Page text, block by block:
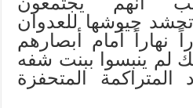
تحشد جيوشها للعدوان
نهاراً أمام أبصارهم
لم ينبسوا ببنت شفه
المتحفزة